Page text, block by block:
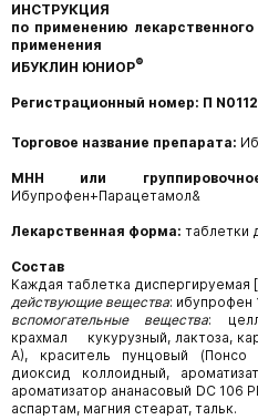
ИНСТРУКЦИЯ
по применению
применения
ИБУКЛИН ЮНИОР®
Регистрационный номер: П
Торговое название препарата:
МНН или
Ибупрофен+Парацетамол&
Лекарственная форма: таблетки
Состав
Каждая таблетка диспергируемая
действующие вещества: ибупрофен
вспомогательные вещества:
крахмал кукурузный, лактоза,
А), краситель пунцовый (Понсо
диоксид коллоидный,
ароматизатор ананасовый DC 106
аспартам, магния стеарат, тальк.